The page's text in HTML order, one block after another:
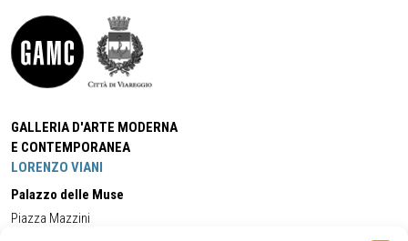
GALLERIA D'ARTE MODERNA
E CONTEMPORANEA
LORENZO VIANI
Palazzo delle Muse
Piazza Mazzini